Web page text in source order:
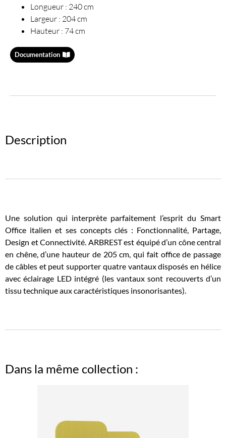
Longueur : 240 cm
Largeur : 204 cm
Hauteur : 74 cm
Documentation
Description
Une solution qui interprète parfaitement l’esprit du Smart
Office italien et ses concepts clés : Fonctionnalité, Partage,
Design et Connectivité. ARBREST est équipé d’un cône central
en chêne, d’une hauteur de 205 cm, qui fait office de passage
de câbles et peut supporter quatre vantaux disposés en hélice
avec éclairage LED intégré (les vantaux sont recouverts d’un
tissu technique aux caractéristiques insonorisantes).
Dans la même collection :